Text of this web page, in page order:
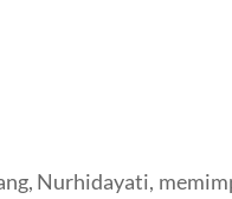
Nurhidayati,